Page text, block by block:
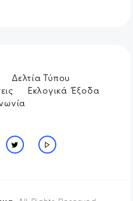
Δελτία Τύπου
Εκλογικά Έξοδα